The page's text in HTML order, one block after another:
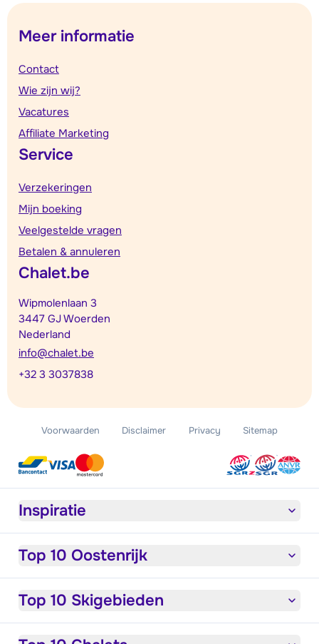
Meer informatie
Contact
Wie zijn wij?
Vacatures
Affiliate Marketing
Service
Verzekeringen
Mijn boeking
Veelgestelde vragen
Betalen & annuleren
Chalet.be
Wipmolenlaan 3
3447 GJ Woerden
Nederland
info@chalet.be
+32 3 3037838
Voorwaarden Disclaimer Privacy Sitemap
Inspiratie
Top 10 Oostenrijk
Top 10 Skigebieden